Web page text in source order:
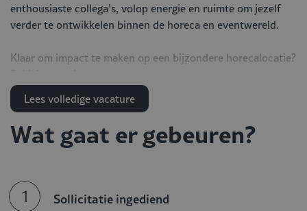
enthousiaste collega’s, volop energie en ruimte om jezelf
verder te ontwikkelen binnen de horeca en eventwereld.
Klaar om impact te maken op een bijzondere horecalocatie?
Functieomschrijving
Floormanager - Restaurant &
Events
Als Floormanager ben je verantwoordelijk voor het:
Lees volledige vacature
Wat gaat er gebeuren?
1 Sollicitatie ingediend